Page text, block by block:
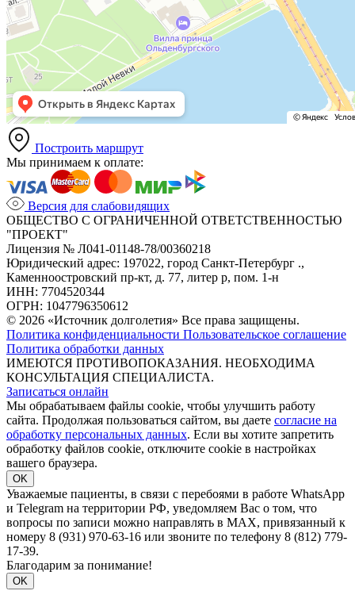
Построить маршрут
Мы принимаем к оплате:
Версия для слабовидящих
ОБЩЕСТВО С ОГРАНИЧЕННОЙ ОТВЕТСТВЕННОСТЬЮ
"ПРОЕКТ"
Лицензия № Л041-01148-78/00360218
Юридический адрес: 197022, город Санкт-Петербург .,
Каменноостровский пр-кт, д. 77, литер р, пом. 1-н
ИНН: 7704520344
ОГРН: 1047796350612
© 2026 «Источник долголетия» Все права защищены.
Политика конфиденциальности Пользовательское соглашение
Политика обработки данных
ИМЕЮТСЯ ПРОТИВОПОКАЗАНИЯ. НЕОБХОДИМА
КОНСУЛЬТАЦИЯ СПЕЦИАЛИСТА.
Записаться онлайн
Мы обрабатываем файлы cookie, чтобы улучшить работу
сайта. Продолжая пользоваться сайтом, вы даете согласие на
обработку персональных данных. Если вы хотите запретить
обработку файлов cookie, отключите cookie в настройках
вашего браузера.
OK
Уважаемые пациенты, в связи с перебоями в работе WhatsApp
и Telegram на территории РФ, уведомляем Вас о том, что
вопросы по записи можно направлять в MAX, привязанный к
номеру 8 (931) 970-63-16 или звоните по телефону 8 (812) 779-
17-39.
Благодарим за понимание!
OK